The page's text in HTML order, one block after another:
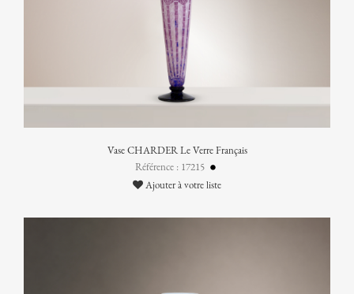
Vase CHARDER Le Verre Français
Référence : 17215
Ajouter à votre liste